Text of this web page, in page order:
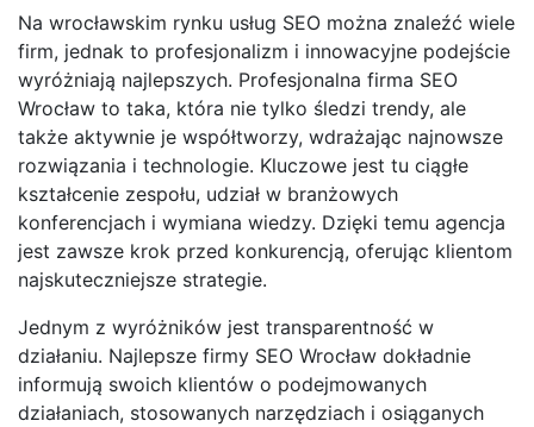
Na wrocławskim rynku usług SEO można znaleźć wiele
firm, jednak to profesjonalizm i innowacyjne podejście
wyróżniają najlepszych. Profesjonalna firma SEO
Wrocław to taka, która nie tylko śledzi trendy, ale
także aktywnie je współtworzy, wdrażając najnowsze
rozwiązania i technologie. Kluczowe jest tu ciągłe
kształcenie zespołu, udział w branżowych
konferencjach i wymiana wiedzy. Dzięki temu agencja
jest zawsze krok przed konkurencją, oferując klientom
najskuteczniejsze strategie.
Jednym z wyróżników jest transparentność w
działaniu. Najlepsze firmy SEO Wrocław dokładnie
informują swoich klientów o podejmowanych
działaniach, stosowanych narzędziach i osiąganych